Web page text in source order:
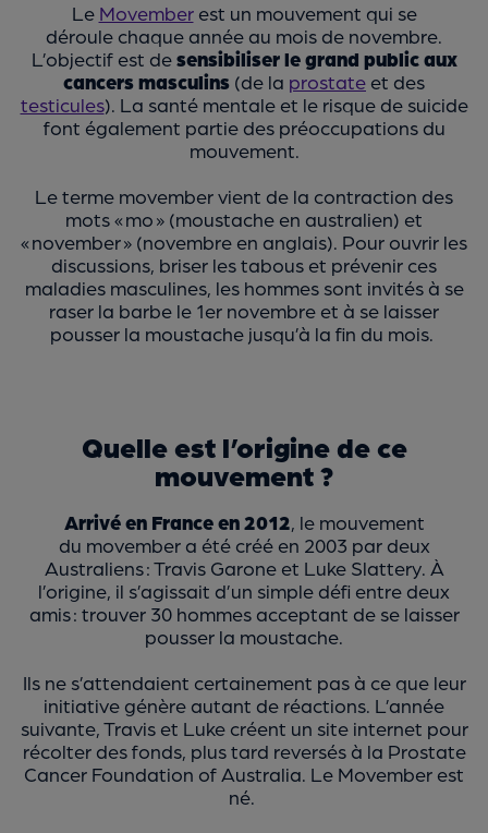
Le Movemberest un mouvement qui se
déroule chaque année au mois de novembre.
L’objectif est desensibiliser le grand public aux
cancers masculins (de la prostate et des
testicules). La santé mentale et le risque de suicide
font également partie des préoccupations du
mouvement.
Le terme movember vient de la contraction des
mots « mo » (moustache en australien) et
« november » (novembre en anglais). Pour ouvrir les
discussions, briser les tabous et prévenir ces
maladies masculines, les hommes sont invités à se
raser la barbe le 1er novembre et à se laisser
pousser la moustache jusqu’à la fin du mois.
Quelle est l’origine de ce
mouvement ?
Arrivé en France en 2012 , le mouvement
du movember a été créé en 2003 par deux
Australiens : Travis Garone et Luke Slattery. À
l’origine, il s’agissait d’un simple défi entre deux
amis : trouver 30 hommes acceptant de se laisser
pousser la moustache.
Ils ne s’attendaient certainement pas à ce que leur
initiative génère autant de réactions. L’année
suivante, Travis et Luke créent un site internet pour
récolter des fonds, plus tard reversés à la Prostate
Cancer Foundation of Australia. Le Movember est
né.